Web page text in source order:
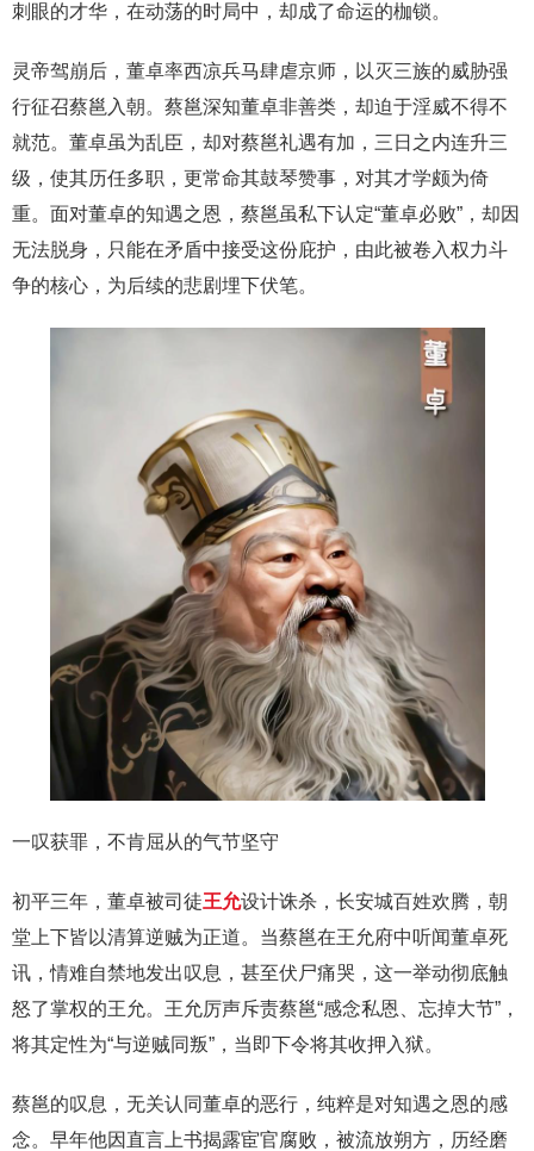
刺眼的才华，在动荡的时局中，却成了命运的枷锁。
灵帝驾崩后，董卓率西凉兵马肆虐京师，以灭三族的威胁强
行征召蔡邕入朝。蔡邕深知董卓非善类，却迫于淫威不得不
就范。董卓虽为乱臣，却对蔡邕礼遇有加，三日之内连升三
级，使其历任多职，更常命其鼓琴赞事，对其才学颇为倚
重。面对董卓的知遇之恩，蔡邕虽私下认定“董卓必败”，却因
无法脱身，只能在矛盾中接受这份庇护，由此被卷入权力斗
争的核心，为后续的悲剧埋下伏笔。
一叹获罪，不肯屈从的气节坚守
初平三年，董卓被司徒王允设计诛杀，长安城百姓欢腾，朝
堂上下皆以清算逆贼为正道。当蔡邕在王允府中听闻董卓死
讯，情难自禁地发出叹息，甚至伏尸痛哭，这一举动彻底触
怒了掌权的王允。王允厉声斥责蔡邕“感念私恩、忘掉大节”，
将其定性为“与逆贼同叛”，当即下令将其收押入狱。
蔡邕的叹息，无关认同董卓的恶行，纯粹是对知遇之恩的感
念。早年他因直言上书揭露宦官腐败，被流放朔方，历经磨